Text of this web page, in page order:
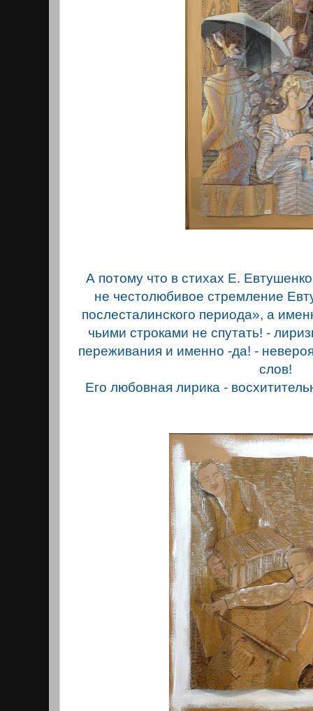
А потому что в стихах Е.
не честолюбивое стремление
послесталинского периода», а
чьими строками не спутать! -
переживания и именно -да! -
слов!
Его любовная лирика -